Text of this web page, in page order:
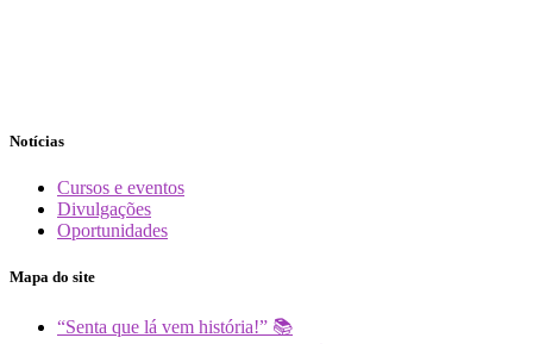
Notícias
Cursos e eventos
Divulgações
Oportunidades
Mapa do site
“Senta que lá vem história!” 📚